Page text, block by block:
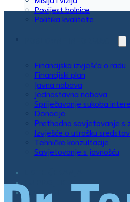
Povijest bolnice
Politika kvalitete
Financijska izvješća o radu
Financijski plan
Javna nabava
Jednostavna nabava
Spriječavanje sukoba
Donacije
Prethodno savjetovanje s
Izvješće o utrošku
Tehničke konzultacije
Savjetovanje s javnošću
EU PROJEKTI
KONTAKT